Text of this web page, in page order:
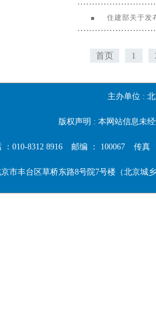
住建部关于发
首页 1
主办单位 :
版权声明 : 本网站信息未
：010-8312 8916 邮编 ： 100067 传真
市丰台区草桥东路8号院7号楼（北京城